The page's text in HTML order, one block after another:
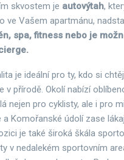
skvostem je autovýtah,
ve Vašem apartmánu,
spa, fitness nebo je
je ideální pro ty, kdo si
v přírodě. Okolí nabízí
nejen pro cyklisty, ale i pro
a Komořanské údolí zase
je také široká škála
v nedalekém sportovním